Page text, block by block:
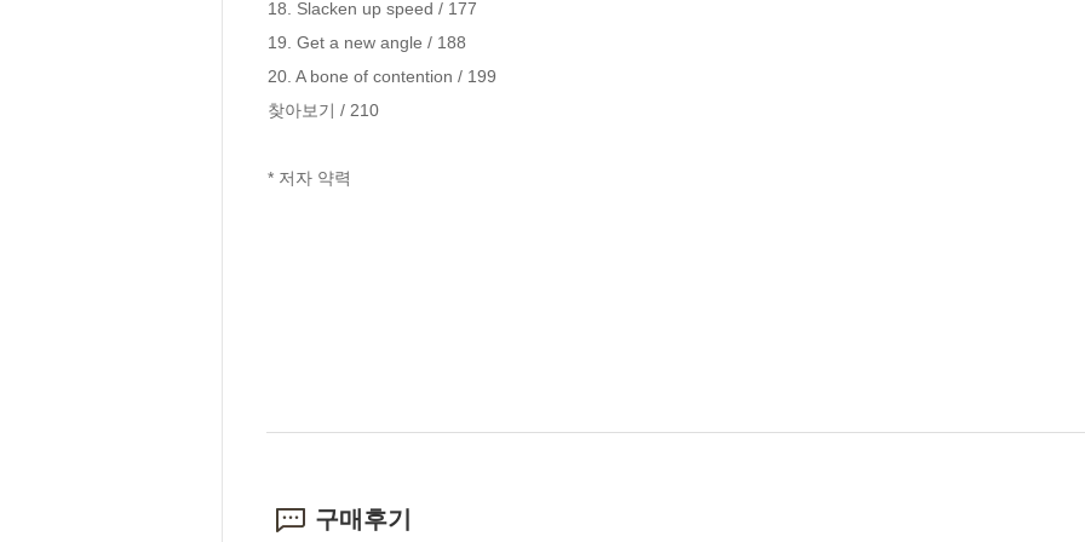
18. Slacken up speed / 177
19. Get a new angle / 188
20. A bone of contention / 199
찾아보기 / 210
* 저자 약력
구매후기